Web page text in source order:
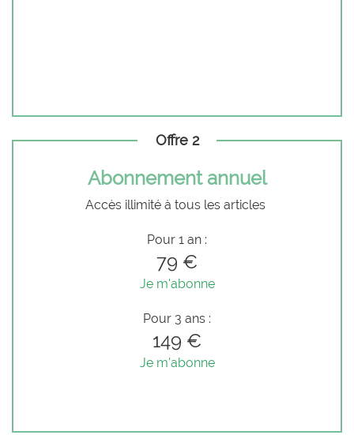
Offre 2
Abonnement annuel
Accès illimité à tous les articles
Pour 1 an :
79 €
Je m'abonne
Pour 3 ans :
149 €
Je m'abonne